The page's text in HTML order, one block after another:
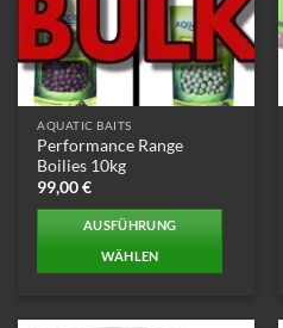
AQUATIC BAITS
Performance Range
Boilies 10kg
99,00€
AUSFÜHRUNG
WÄHLEN